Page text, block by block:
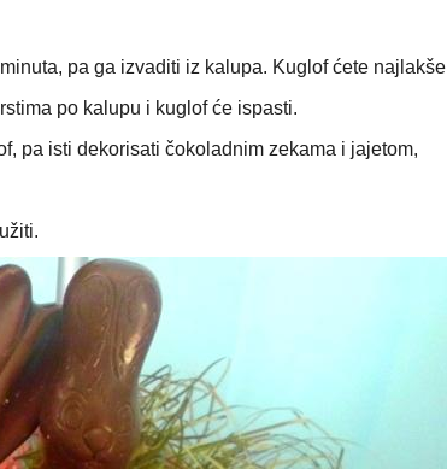
pa ga izvaditi iz kalupa. Kuglof ćete najlakše
po kalupu i kuglof će ispasti.
pa isti dekorisati čokoladnim zekama i jajetom,